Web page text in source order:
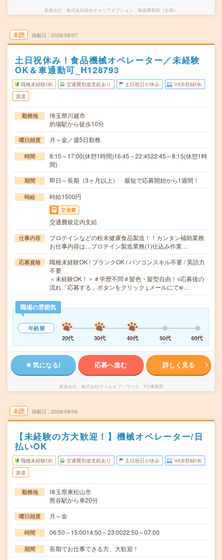
派遣会社 株式会社綜合キャリアオプション 製造事業部（全国）
未読 掲載日 2026/08/07
土日祝休み！食品機械オペレーター／未経験
OK＆車通勤可_H128793
職種未経験OK 交通費別途支給あり 土日祝日が休み WEB登録OK
派遣
勤務地
埼玉県川越市
的場駅から徒歩10分
曜日頻度 月～金／週5日勤務
時間
8:15～17:00(休憩1時間)16:45～22:4522:45～8:15(休憩1時
間)
期間 即日～長期（3ヶ月以上） 最短で応募開始から1週間！
時給 時給1500円
交通費
交通費規定内支給
仕事内容
プロテインなどの粉末健康食品製造！！カンタン補助業務
お仕事内容は…プロテイン製造業務(1)仕込み作業…
応募資格
職種未経験OK / ブランクOK / パソコンスキル不要 / 英語力
不要
＜未経験OK！＞＃学歴不問＃髪色・髪型自由！○応募後の
流れ「応募する」ボタンをクリック↓メールにてw…
職場の雰囲気
年齢層
20代
30代 40代 50代 60代
気になる! 応募へ進む 詳しく見る
派遣会社 株式会社ウィルオブ・ワーク FO事業部
未読 掲載日 2026/08/06
【未経験の方大歓迎！】機械オペレーター/日
払いOK
職種未経験OK 交通費別途支給あり 土日祝日が休み WEB登録OK
派遣
勤務地
埼玉県東松山市
熊谷駅から車20分
曜日頻度 月～金
時間 06:50～15:0014:50～23:0022:50～07:00
期間 長期でお仕事できる方、大歓迎！